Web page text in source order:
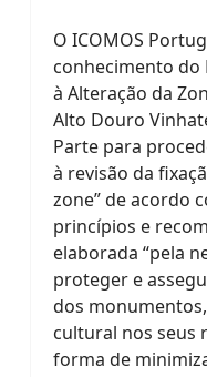
O ICOMOS
conhecimento do
à Alteração da
Alto Douro
Parte para
à revisão da
zone” de acordo
princípios e
elaborada “pela
proteger e
dos
cultural nos seus
forma de